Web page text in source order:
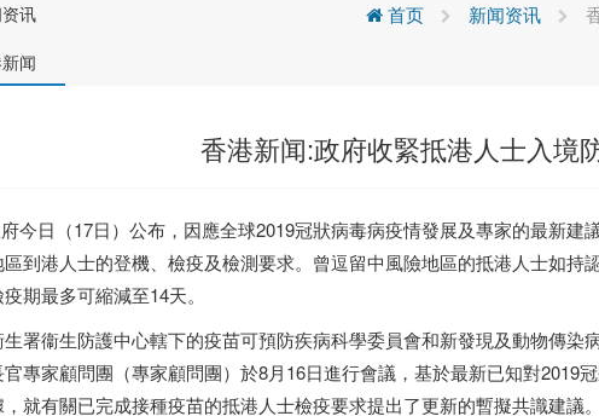
讯
闻
首页 新闻资讯
香港新闻:政府收緊抵港人士入境
今日（17日）公布，因應全球2019冠狀病毒病疫情發展及專家的最新建
區到港人士的登機、檢疫及檢測要求。曾逗留中風險地區的抵港人士如持
期最多可縮減至14天。
署衞生防護中心轄下的疫苗可預防疾病科學委員會和新發現及動物傳染
專家顧問團（專家顧問團）於8月16日進行會議，基於最新已知對2019
就有關已完成接種疫苗的抵港人士檢疫要求提出了更新的暫擬共識建議。